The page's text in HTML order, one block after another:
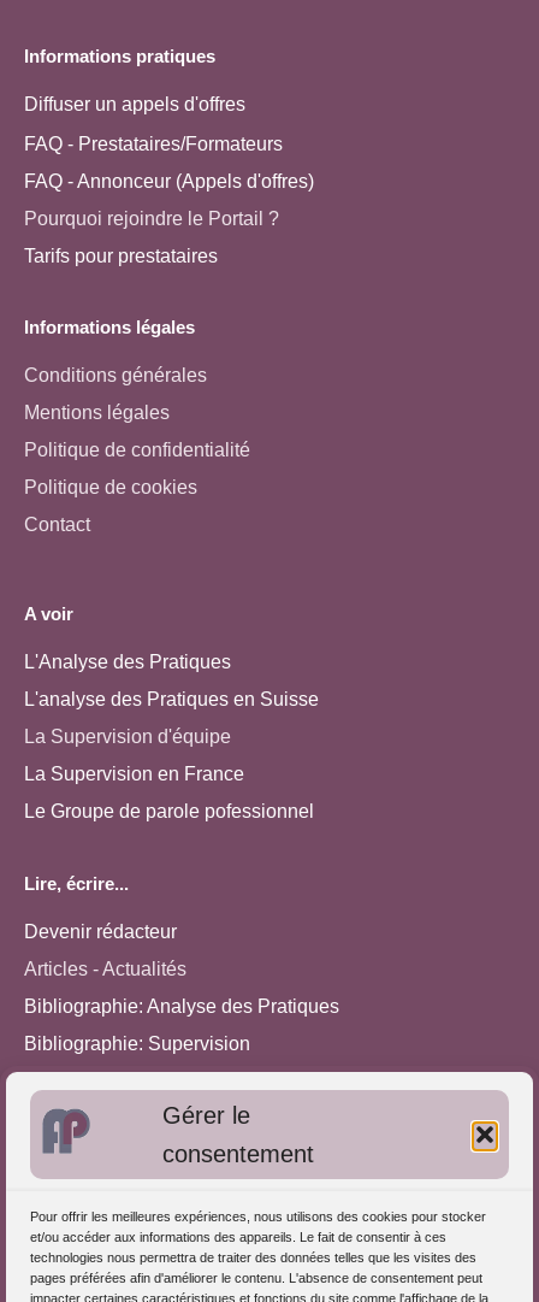
Gérer le
consentement
Pour offrir les meilleures expériences, nous utilisons des cookies pour stocker
et/ou accéder aux informations des appareils. Le fait de consentir à ces
technologies nous permettra de traiter des données telles que les visites des
pages préférées afin d'améliorer le contenu. L'absence de consentement peut
impacter certaines caractéristiques et fonctions du site comme l'affichage de la
Informations pratiques
Diffuser un appels d'offres
FAQ - Prestataires/Formateurs
FAQ - Annonceur (Appels d'offres)
Pourquoi rejoindre le Portail ?
Tarifs pour prestataires
Informations légales
Conditions générales
Mentions légales
Politique de confidentialité
Politique de cookies
Contact
A voir
L'Analyse des Pratiques
L'analyse des Pratiques en Suisse
La Supervision d'équipe
La Supervision en France
Le Groupe de parole pofessionnel
Lire, écrire...
Devenir rédacteur
Articles - Actualités
Bibliographie: Analyse des Pratiques
Bibliographie: Supervision
Approches de l'Analyse des pratiques
S'inscrire dans l'Annuaire
Publiez vos formations